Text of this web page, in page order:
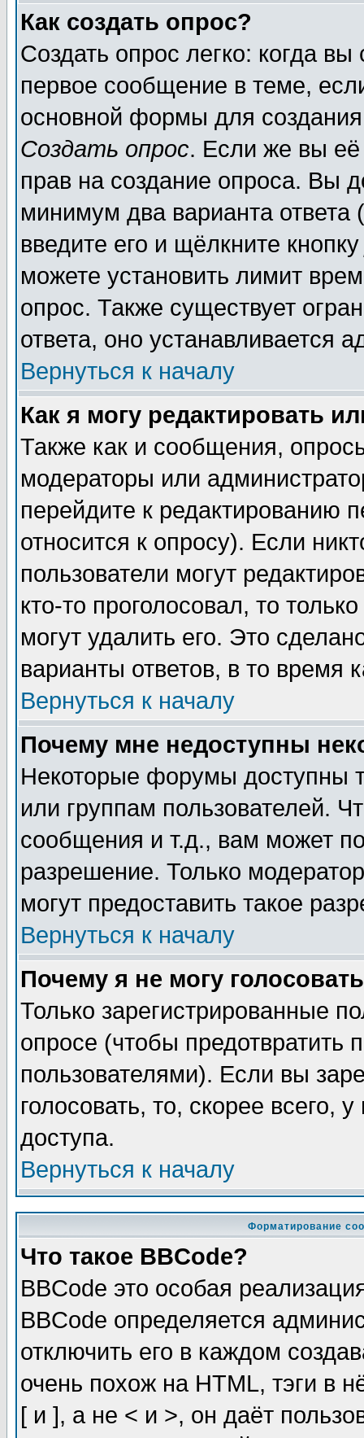
Как создать опрос?
Создать опрос легко: когда
первое сообщение в теме,
основной формы для
Создать опрос. Если же вы её
прав на создание опроса. Вы
минимум два варианта ответа
введите его и щёлкните
можете установить лимит
опрос. Также существует
ответа, оно устанавливается
Вернуться к началу
Как я могу редактировать
Также как и сообщения,
модераторы или
перейдите к редактированию
относится к опросу). Если
пользователи могут
кто-то проголосовал, то
могут удалить его. Это
варианты ответов, в то время
Вернуться к началу
Почему мне недоступны
Некоторые форумы доступны
или группам пользователей.
сообщения и т.д., вам может
разрешение. Только
могут предоставить такое
Вернуться к началу
Почему я не могу
Только зарегистрированные
опросе (чтобы предотвратить
пользователями). Если вы
голосовать, то, скорее всего,
доступа.
Вернуться к началу
Форматирование
Что такое BBCode?
BBCode это особая
BBCode определяется
отключить его в каждом
очень похож на HTML, тэги в
[ и ], а не < и >, он даёт